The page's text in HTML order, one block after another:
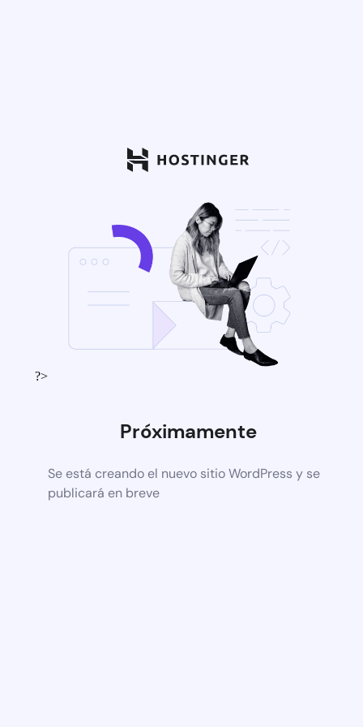
?>
Próximamente
Se está creando el nuevo sitio WordPress y se
publicará en breve